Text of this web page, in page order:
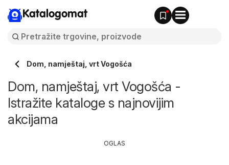
Katalogomat
Dom, namještaj, vrt Vogošća
Dom, namještaj, vrt Vogošća -
Istražite kataloge s najnovijim
akcijama
OGLAS